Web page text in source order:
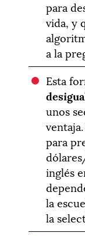
para
vida, y
a la
Esta
unos
para
inglés
la
la